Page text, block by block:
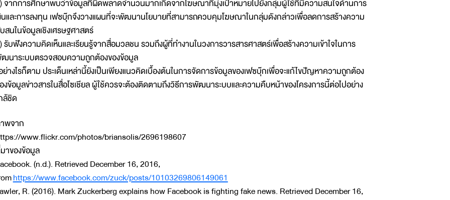
จากการศึกษาพบว่าข้อมูลที่ผิดพลาดจำนวนมากเกิดจากโฆษณาที่มุ่งเป้าหมายไปยังกลุ่มผู้ใช้ที่มีความสนใจด้านการ
นและการลงทุน เฟซบุ๊กจึงวางแผนที่จะพัฒนานโยบายที่สามารถควบคุมโฆษณาในกลุ่มดังกล่าวเพื่อลดการสร้างความ
สนในข้อมูลเชิงเศรษฐศาสตร์
รับฟังความคิดเห็นและเรียนรู้จากสื่อมวลชน รวมถึงผู้ที่ทำงานในวงการวารสารศาสตร์เพื่อสร้างความเข้าใจในการ
นาระบบตรวจสอบความถูกต้องของข้อมูล
ย่างไรก็ตาม ประเด็นเหล่านี้ยังเป็นเพียงแนวคิดเบื้องต้นในการจัดการข้อมูลของเฟซบุ๊กเพื่อจะแก้ไขปัญหาความถูกต้อง
งข้อมูลข่าวสารในสื่อโซเชียล ผู้ใช้ควรจะต้องติดตามถึงวิธีการพัฒนาระบบและความคืบหน้าของโครงการนี้ต่อไปอย่าง
ล้ชิด
พจาก
www.flickr.com/photos/briansolis/2696198607
าของข้อมูล
(n.d.). Retrieved December 16, 2016,
https://www.facebook.com/zuck/posts/10103269806149061
R. (2016). Mark Zuckerberg explains how Facebook is fighting fake news. Retrieved December 16,